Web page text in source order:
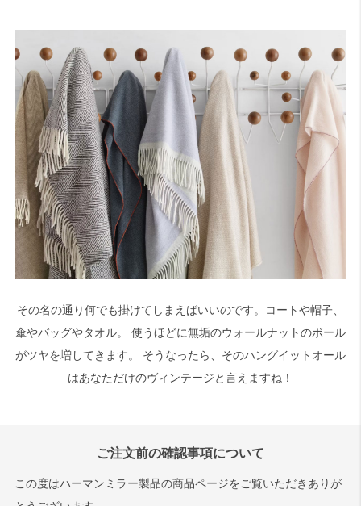
その名の通り何でも掛けてしまえばいいのです。コートや帽子、
傘やバッグやタオル。 使うほどに無垢のウォールナットのボール
がツヤを増してきます。 そうなったら、そのハングイットオール
はあなただけのヴィンテージと言えますね！
ご注文前の確認事項について
この度はハーマンミラー製品の商品ページをご覧いただきありが